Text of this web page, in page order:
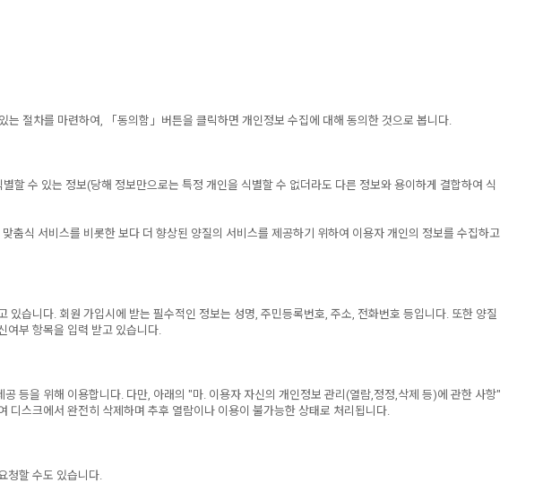
절차를 마련하여, 「동의함」버튼을 클릭하면 개인정보 수집에 대해 동의한 것으로 봅니다.
수 있는 정보(당해 정보만으로는 특정 개인을 식별할 수 없더라도 다른 정보와 용이하게 결합하여 식
식 서비스를 비롯한 보다 더 향상된 양질의 서비스를 제공하기 위하여 이용자 개인의 정보를 수집하고
습니다. 회원 가입시에 받는 필수적인 정보는 성명, 주민등록번호, 주소, 전화번호 등입니다. 또한 양질
여부 항목을 입력 받고 있습니다.
등을 위해 이용합니다. 다만, 아래의 "마. 이용자 자신의 개인정보 관리(열람,정정,삭제 등)에 관한 사항"
디스크에서 완전히 삭제하며 추후 열람이나 이용이 불가능한 상태로 처리됩니다.
청할 수도 있습니다.